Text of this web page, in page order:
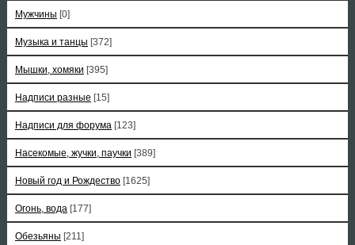
Мужчины [0]
Музыка и танцы [372]
Мышки, хомяки [395]
Надписи разные [15]
Надписи для форума [123]
Насекомые, жучки, паучки [389]
Новый год и Рождество [1625]
Огонь, вода [177]
Обезьяны [211]